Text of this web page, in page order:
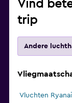
Vind
trip
Andere
Vluchten